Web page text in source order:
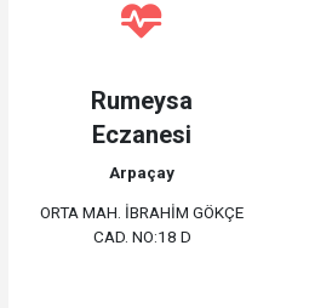
Rumeysa
Eczanesi
Arpaçay
ORTA MAH. İBRAHİM GÖKÇE
CAD. NO:18 D